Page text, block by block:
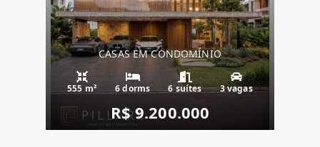
CASAS EM CONDOMÍNIO
555 m² 6 dorms 6 suítes 3 vagas
R$ 9.200.000